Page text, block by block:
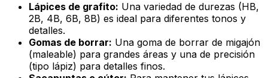
Lápices de grafito: Una variedad de durezas (HB,
2B, 4B, 6B, 8B) es ideal para diferentes tonos y
detalles.
Gomas de borrar: Una goma de borrar de migajón
(maleable) para grandes áreas y una de precisión
(tipo lápiz) para detalles finos.